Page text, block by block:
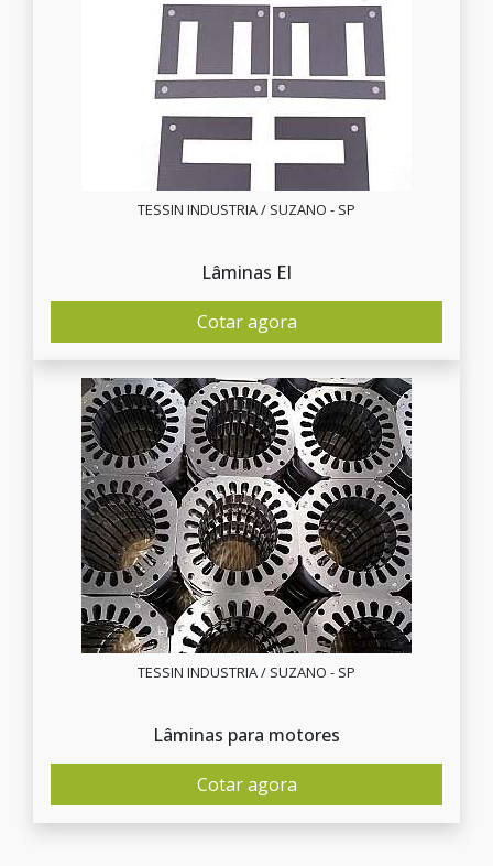
TESSIN INDUSTRIA / SUZANO - SP
Lâminas EI
Cotar agora
TESSIN INDUSTRIA / SUZANO - SP
Lâminas para motores
Cotar agora